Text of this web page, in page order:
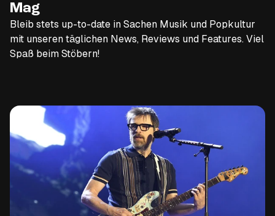
Mag
Bleib stets up-to-date in Sachen Musik und Popkultur
mit unseren täglichen News, Reviews und Features. Viel
Spaß beim Stöbern!